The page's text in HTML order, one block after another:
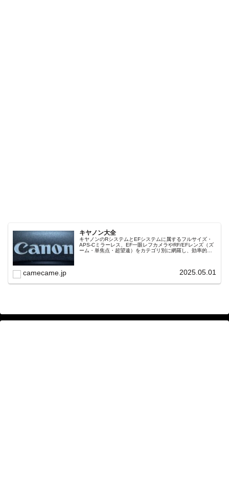
キヤノン大全
キヤノンのRシステムとEFシステムに属するフルサイズ・
APS-Cミラーレス、EF一眼レフカメラやRF/EFレンズ（ズ
ーム・単焦点・超望遠）をカテゴリ別に網羅し、効率的に
camecame.jp 2025.05.01